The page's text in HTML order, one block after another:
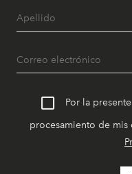
Por la
procesamiento de mis